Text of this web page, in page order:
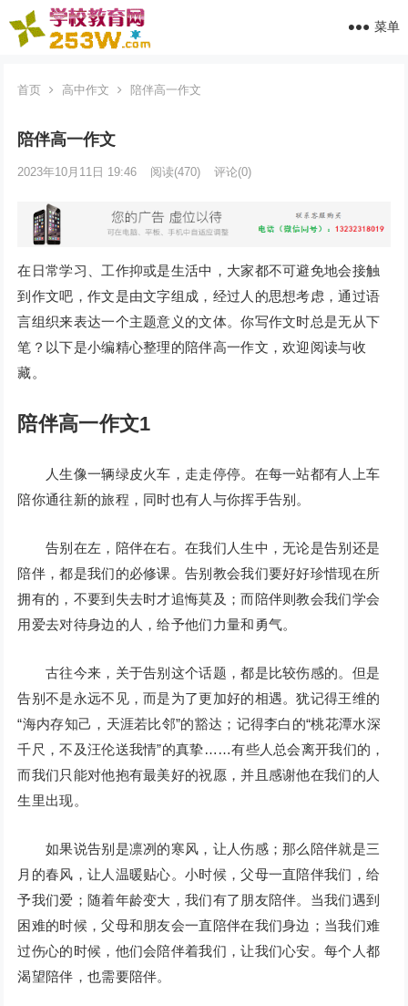
菜单
首页 高中作文 陪伴高一作文
陪伴高一作文
2023年10月11日 19:46 阅读(470) 评论(0)
在日常学习、工作抑或是生活中，大家都不可避免地会接触
到作文吧，作文是由文字组成，经过人的思想考虑，通过语
言组织来表达一个主题意义的文体。你写作文时总是无从下
笔？以下是小编精心整理的陪伴高一作文，欢迎阅读与收
藏。
陪伴高一作文1
人生像一辆绿皮火车，走走停停。在每一站都有人上车
陪你通往新的旅程，同时也有人与你挥手告别。
告别在左，陪伴在右。在我们人生中，无论是告别还是
陪伴，都是我们的必修课。告别教会我们要好好珍惜现在所
拥有的，不要到失去时才追悔莫及；而陪伴则教会我们学会
用爱去对待身边的人，给予他们力量和勇气。
古往今来，关于告别这个话题，都是比较伤感的。但是
告别不是永远不见，而是为了更加好的相遇。犹记得王维的
“海内存知己，天涯若比邻”的豁达；记得李白的“桃花潭水深
千尺，不及汪伦送我情”的真挚……有些人总会离开我们的，
而我们只能对他抱有最美好的祝愿，并且感谢他在我们的人
生里出现。
如果说告别是凛冽的寒风，让人伤感；那么陪伴就是三
月的春风，让人温暖贴心。小时候，父母一直陪伴我们，给
予我们爱；随着年龄变大，我们有了朋友陪伴。当我们遇到
困难的时候，父母和朋友会一直陪伴在我们身边；当我们难
过伤心的时候，他们会陪伴着我们，让我们心安。每个人都
渴望陪伴，也需要陪伴。